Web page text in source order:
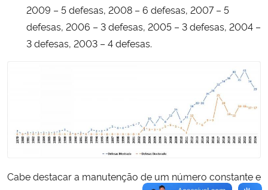
2009 – 5 defesas, 2008 – 6 defesas, 2007 – 5
defesas, 2006 – 3 defesas, 2005 – 3 defesas, 2004 –
3 defesas, 2003 – 4 defesas.
Cabe destacara manutenção de um número constante e